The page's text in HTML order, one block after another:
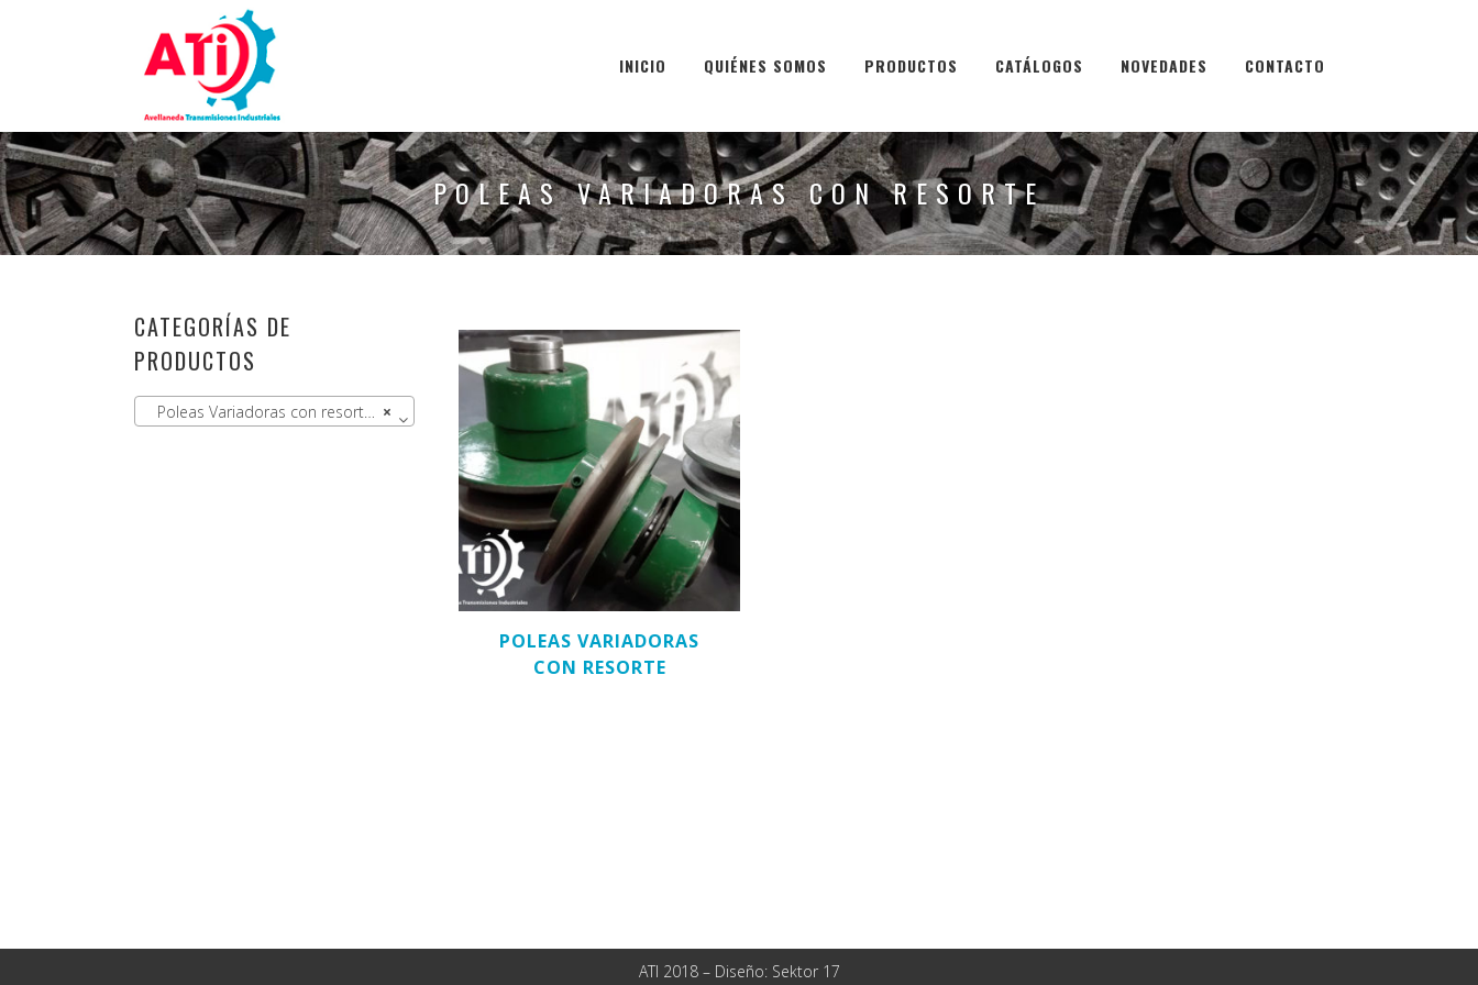
INICIO QUIÉNES SOMOS PRODUCTOS CATÁLOGOS NOVEDADES CONTACTO
POLEAS VARIADORAS CON RESORTE
CATEGORÍAS DE
PRODUCTOS
×
Poleas Variadoras con resorte (1)
POLEAS VARIADORAS
CON RESORTE
ATI 2018 – Diseño: Sektor 17